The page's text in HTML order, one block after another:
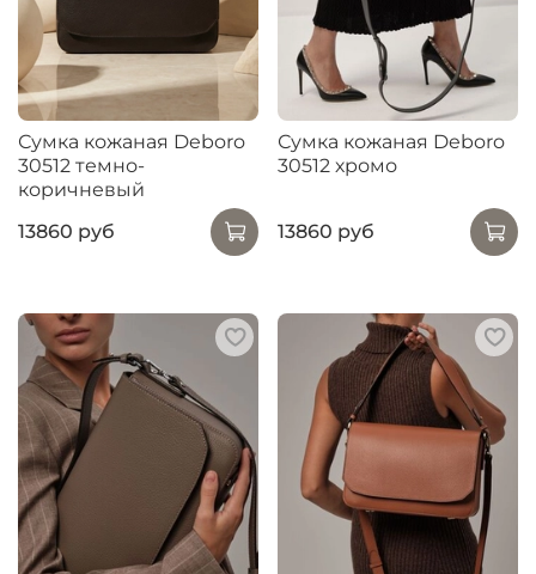
Сумка кожаная Deboro
30512 темно-
коричневый
13860 руб
Сумка кожаная Deboro
30512 хромо
13860 руб